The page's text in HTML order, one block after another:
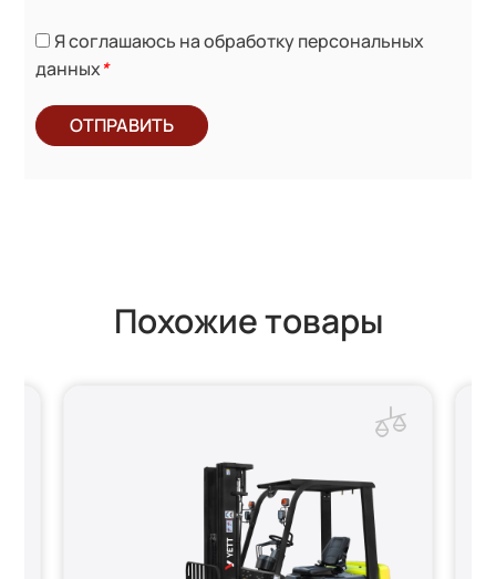
Я соглашаюсь на обработку персональных
данных*
ОТПРАВИТЬ
Похожие товары